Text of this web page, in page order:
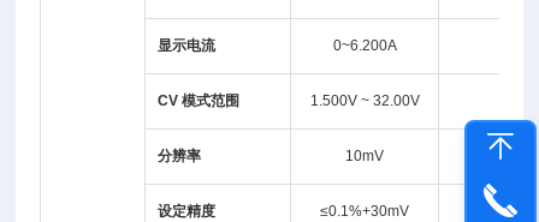
显示电流 0~6.200A
CV模式范围 1.500V ~ 32.00V
分辨率 10mV
设定精度 ≤0.1%+30mV